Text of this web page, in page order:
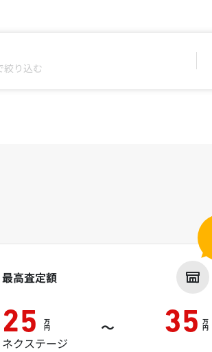
絞り込む
最高査定額
25 万
円 ～ 35 万
円
ネクステージ